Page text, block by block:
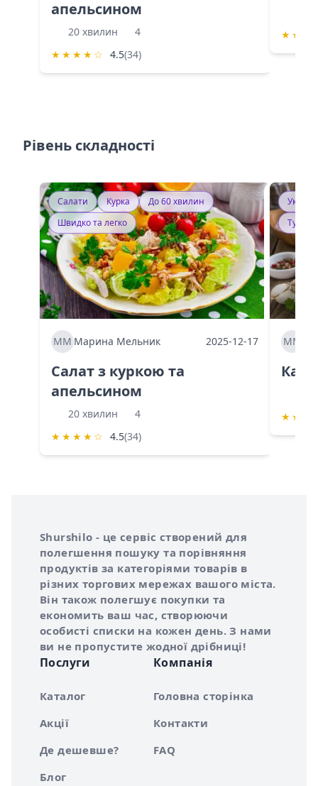
апельсином
20 хвилин
4
★ ★ ★ ★ ☆ 4.5(34)
★ ★
Рівень складності
Салати Курка
До 60 хвилин
Швидко та легко
ММ Марина Мельник 2025-12-17
Салат з куркою та
апельсином
20 хвилин
4
★ ★ ★ ★ ☆ 4.5(34)
ММ
★ ★
Про сервіс Shurshilo
Shurshilo - це сервіс створений для
полегшення пошуку та порівняння
продуктів за категоріями товарів в
різних торгових мережах вашого міста.
Він також полегшує покупки та
економить ваш час, створюючи
особисті списки на кожен день. З нами
ви не пропустите жодної дрібниці!
Послуги
Каталог
Акції
Де дешевше?
Блог
Компанія
Головна сторінка
Контакти
FAQ